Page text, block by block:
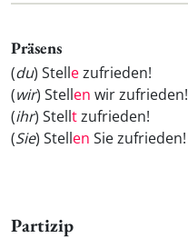
Präsens
(du) Stellezufrieden!
(wir) Stellen wir zufrieden!
(ihr) Stelltzufrieden!
(Sie) Stellen Sie zufrieden!
Partizip